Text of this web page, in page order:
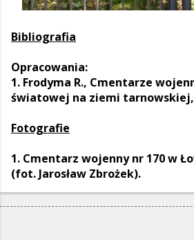
Bibliografia
Opracowania:
1. Frodyma R., Cmentarze
światowej na ziemi tarnowskiej,
Fotografie
1. Cmentarz wojenny nr 170 w
(fot. Jarosław Zbrożek).